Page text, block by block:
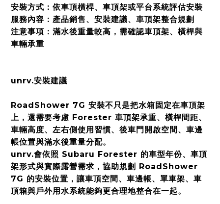
安裝方式：依車頂橫桿、車頂架或平台系統評估安裝
服務內容：產品銷售、安裝建議、車頂架整合規劃
注意事項：滿水後重量較高，需確認車頂架、橫桿與
車輛承重
unrv.安裝建議
RoadShower 7G 安裝不只是把水箱固定在車頂架
上，還需要考慮 Forester 車頂架承重、橫桿間距、
車輛高度、左右側使用習慣、後車門開啟空間、車邊
帳位置與滿水後重量分配。
unrv.會依照 Subaru Forester 的車型年份、車頂
架形式與實際露營需求，協助規劃 RoadShower
7G 的安裝位置，讓車頂空間、車邊帳、單車架、車
頂箱與戶外用水系統能夠更合理地整合在一起。